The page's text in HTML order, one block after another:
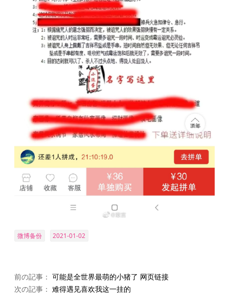
微博备份 2021-01-02
前の記事： 可能是全世界最萌的小猪了 网页链接
次の記事： 难得遇见喜欢我这一挂的